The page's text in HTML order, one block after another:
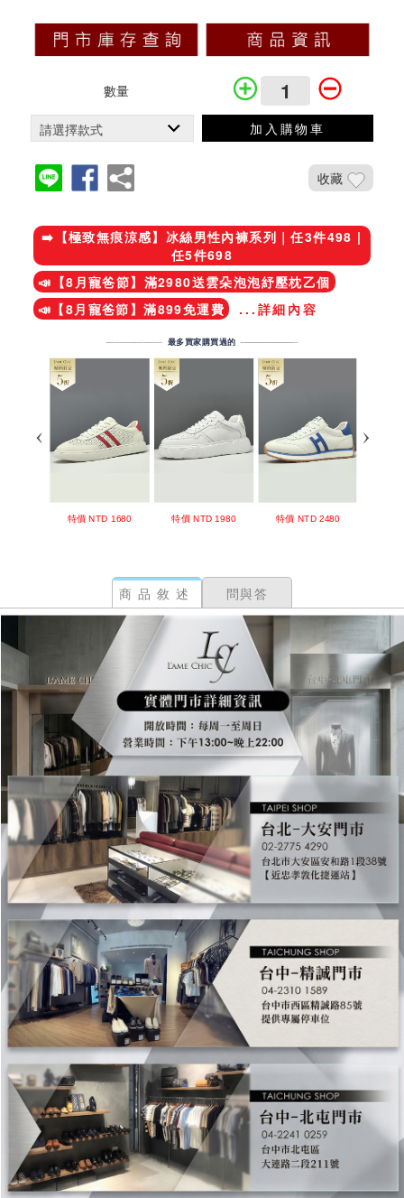
數量
加入購物車
收藏
➡️【極致無痕涼感】冰絲男性內褲系列｜任3件498 |
任5件698
📣【8月寵爸節】滿2980送雲朵泡泡紓壓枕乙個
📣【8月寵爸節】滿899免運費
...詳細內容
商品敘述 問與答